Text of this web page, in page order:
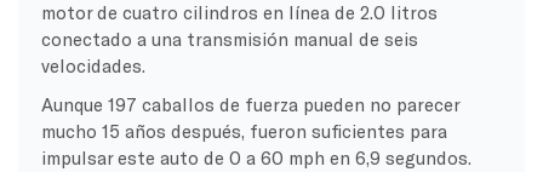
motor de cuatro cilindros en línea de 2.0 litros
conectado a una transmisión manual de seis
velocidades.
Aunque 197 caballos de fuerza pueden no parecer
mucho 15 años después, fueron suficientes para
impulsar este auto de 0 a 60 mph en 6,9 segundos.